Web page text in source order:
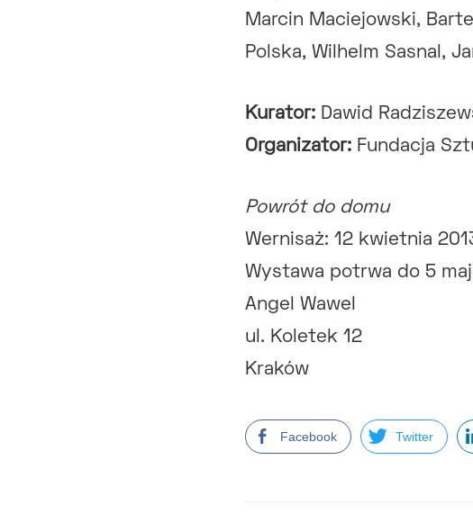
Marcin Maciejowski,
Polska, Wilhelm Sasnal,
Kurator: Dawid
Organizator: Fundacja
Powrót do domu
Wernisaż: 12 kwietnia
Wystawa potrwa do 5
Angel Wawel
ul. Koletek 12
Kraków
Facebook Twitter